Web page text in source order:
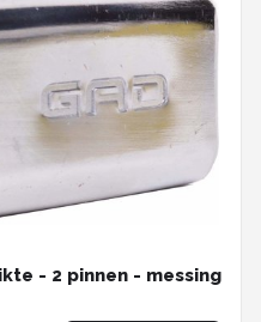
- 2 pinnen - messing